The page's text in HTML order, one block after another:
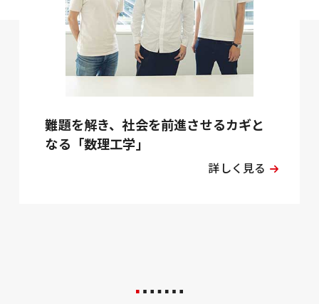
難題を解き、社会を前進させるカギと
なる「数理工学」
詳しく見る